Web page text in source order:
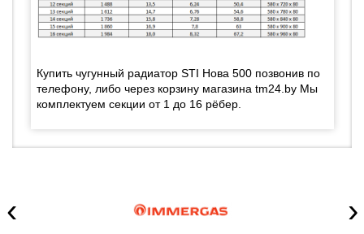
Купить чугунный радиатор STI Нова 500 позвонив по
телефону, либо через корзину магазина tm24.by Мы
комплектуем секции от 1 до 16 рёбер.
‹ ›